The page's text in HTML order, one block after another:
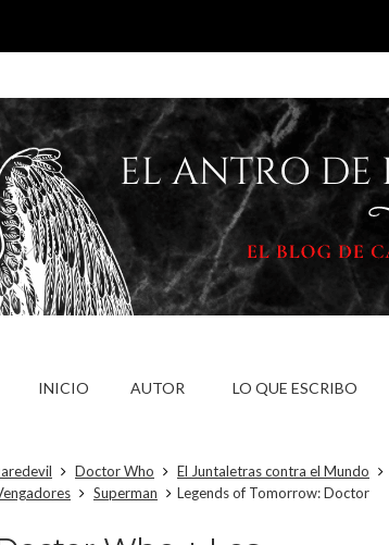
INICIO AUTOR LO QUE ESCRIBO
Doctor Who
El Juntaletras contra el Mundo
Superman
Legends of Tomorrow: Doctor